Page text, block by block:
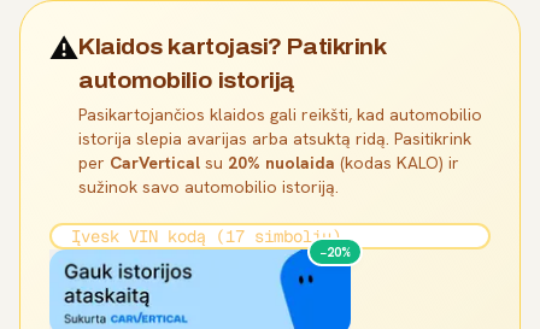
⚠️Klaidos kartojasi? Patikrink
automobilio istoriją
Pasikartojančios klaidos gali reikšti, kad automobilio
istorija slepia avarijas arba atsuktą ridą. Pasitikrink
per CarVertical su 20% nuolaida (kodas KALO) ir
sužinok savo automobilio istoriją.
−20%